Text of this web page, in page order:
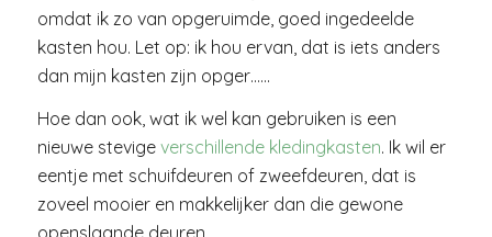
omdat ik zo van opgeruimde, goed ingedeelde
kasten hou. Let op: ik hou ervan, dat is iets anders
dan mijn kasten zijn opger……
Hoe dan ook, wat ik wel kan gebruiken is een
nieuwe stevige verschillende kledingkasten. Ik wil er
eentje met schuifdeuren of zweefdeuren, dat is
zoveel mooier en makkelijker dan die gewone